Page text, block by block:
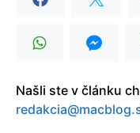
Našli ste v článku